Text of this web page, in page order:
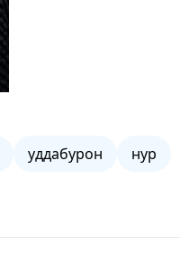
уддабурон нур